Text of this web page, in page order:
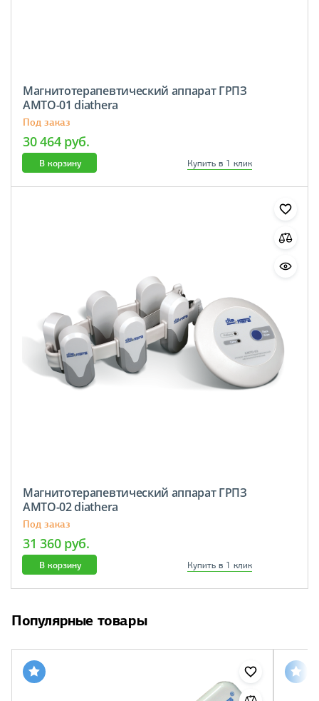
Магнитотерапевтический аппарат ГРПЗ
АМТО-01 diathera
Под заказ
30 464 руб.
В корзину Купить в 1 клик
Магнитотерапевтический аппарат ГРПЗ
АМТО-02 diathera
Под заказ
31 360 руб.
В корзину Купить в 1 клик
Популярные товары